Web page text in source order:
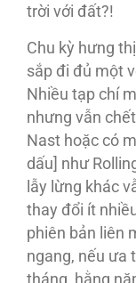
trời với đất?!
Chu kỳ hưng
sắp đi đủ một
Nhiều tạp chí
nhưng vẫn
Nast hoặc có
dấu] như
lẫy lừng khác
thay đổi ít
phiên bản liên
ngang, nếu ưa